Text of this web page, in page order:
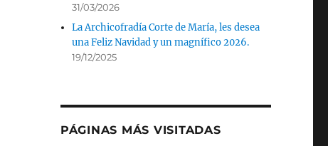
31/03/2026
La Archicofradía Corte de María, les desea
una Feliz Navidad y un magnífico 2026.
19/12/2025
PÁGINAS MÁS VISITADAS